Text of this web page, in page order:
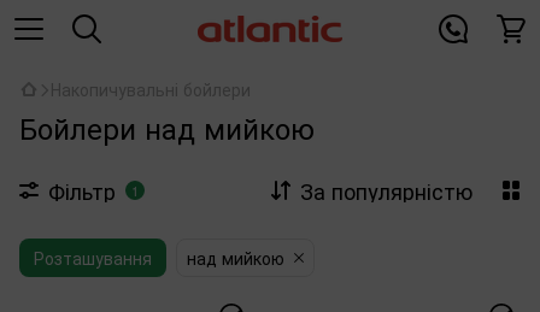
Накопичувальні бойлери
Бойлери над мийкою
Фільтр 1 За популярністю
Розташування над мийкою